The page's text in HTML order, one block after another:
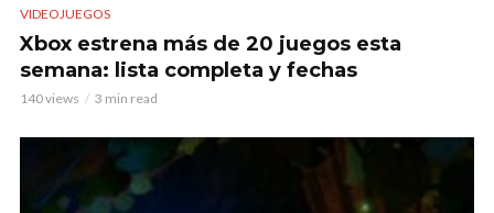
VIDEOJUEGOS
Xbox estrena más de 20 juegos esta
semana: lista completa y fechas
140 views 3 min read